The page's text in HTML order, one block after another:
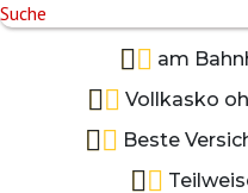
Suche
am
Vollkasko
Beste